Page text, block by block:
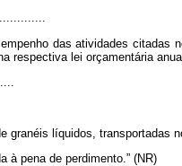
das atividades citadas
respectiva lei orçamentária
granéis líquidos, transportadas
à pena de perdimento.” (NR)